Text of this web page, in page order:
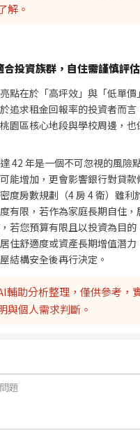
解。
投資族群，自住需謹慎評估
點在於「高坪效」與「低單
追求租金回報率的投資者而
園區核心地段與學校周邊，
42 年是一個不可忽視的風險
能增加，更會影響銀行對貸
度房數規劃（4 房 4 衛）雖利
有限，若作為家庭長期自住
若您預算有限且以投資為目
住舒適度或資產長期增值潛
結構安全後再行決定。
輔助分析整理，僅供參考，
與個人需求判斷。